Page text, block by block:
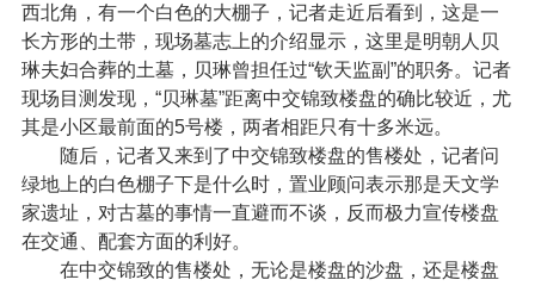
西北角，有一个白色的大棚子，记者走近后看到，这是一
长方形的土带，现场墓志上的介绍显示，这里是明朝人贝
琳夫妇合葬的土墓，贝琳曾担任过“钦天监副”的职务。记者
现场目测发现，“贝琳墓”距离中交锦致楼盘的确比较近，尤
其是小区最前面的5号楼，两者相距只有十多米远。
随后，记者又来到了中交锦致楼盘的售楼处，记者问
绿地上的白色棚子下是什么时，置业顾问表示那是天文学
家遗址，对古墓的事情一直避而不谈，反而极力宣传楼盘
在交通、配套方面的利好。
在中交锦致的售楼处，无论是楼盘的沙盘，还是楼盘